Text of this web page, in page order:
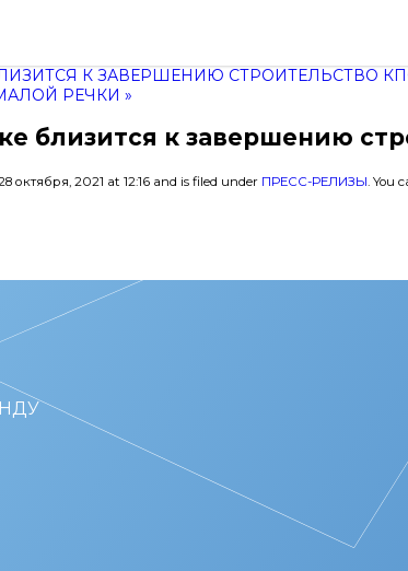
К ЗАВЕРШЕНИЮ СТРОИТЕЛЬСТВО
РЕЧКИ »
близится к завершению
октября, 2021 at 12:16 and is filed under ПРЕСС-РЕЛИЗЫ. You